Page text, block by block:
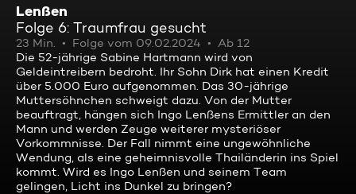
Lenßen
Folge 6: Traumfrau gesucht
23 Min. Folge vom 09.02.2024
Ab 12
Die 52-jährige Sabine Hartmann wird von
Geldeintreibern bedroht. Ihr Sohn Dirk hat einen Kredit
über 5.000 Euro aufgenommen. Das 30-jährige
Muttersöhnchen schweigt dazu. Von der Mutter
beauftragt, hängen sich Ingo Lenßens Ermittler an den
Mann und werden Zeuge weiterer mysteriöser
Vorkommnisse. Der Fall nimmt eine ungewöhnliche
Wendung, als eine geheimnisvolle Thailänderin ins Spiel
kommt. Wird es Ingo Lenßen und seinem Team
gelingen, Licht ins Dunkel zu bringen?